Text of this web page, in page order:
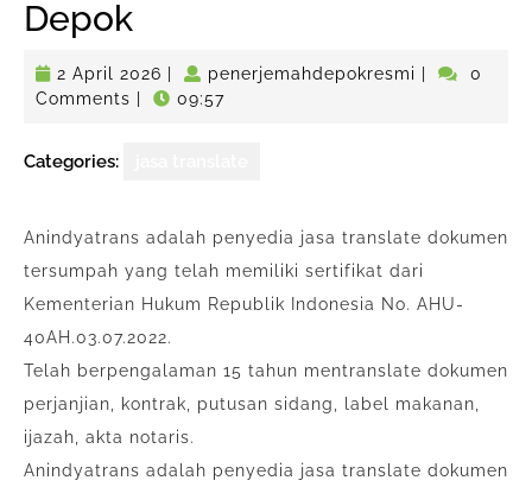
Depok
2 April 2026 2
April
penerjemahdepokresmi
0
Comments
09:57
Categories:
Anindyatrans adalah penyedia jasa translate dokumen
tersumpah yang telah memiliki sertifikat dari
Kementerian Hukum Republik Indonesia No. AHU-
40AH.03.07.2022.
Telah berpengalaman 15 tahun mentranslate dokumen
perjanjian, kontrak, putusan sidang, label makanan,
ijazah, akta notaris.
Anindyatrans adalah penyedia jasa translate dokumen